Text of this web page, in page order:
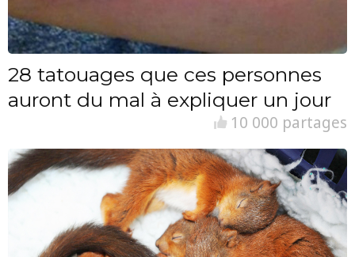
28 tatouages que ces personnes
auront du mal à expliquer un jour
10 000 partages